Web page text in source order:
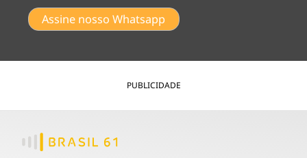
Assine nosso Whatsapp
PUBLICIDADE